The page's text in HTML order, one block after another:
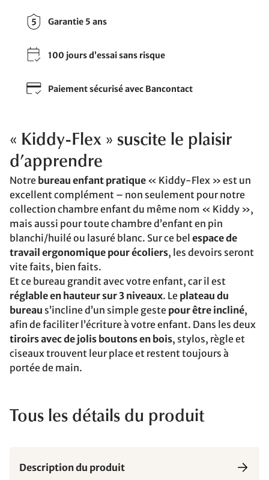
Garantie 5 ans
100 jours d’essai sans risque
Paiement sécurisé avec Bancontact
« Kiddy-Flex » suscite le plaisir
d’apprendre
Notre bureau enfant pratique « Kiddy-Flex » est un
excellent complément – non seulement pour notre
collection chambre enfant du même nom « Kiddy »,
mais aussi pour toute chambre d’enfant en pin
blanchi/huilé ou lasuré blanc. Sur ce bel espace de
travail ergonomique pour écoliers, les devoirs seront
vite faits, bien faits.
Et ce bureau grandit avec votre enfant, car il est
réglable en hauteur sur 3 niveaux. Le plateau du
bureau s’incline d’un simple geste pour être incliné,
afin de faciliter l’écriture à votre enfant. Dans les deux
tiroirs avec de jolis boutons en bois, stylos, règle et
ciseaux trouvent leur place et restent toujours à
portée de main.
Tous les détails du produit
Description du produit